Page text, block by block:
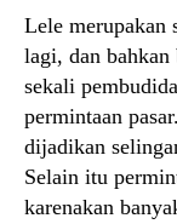
Lele merupakan
lagi, dan
sekali
permintaan
dijadikan
Selain itu
karenakan